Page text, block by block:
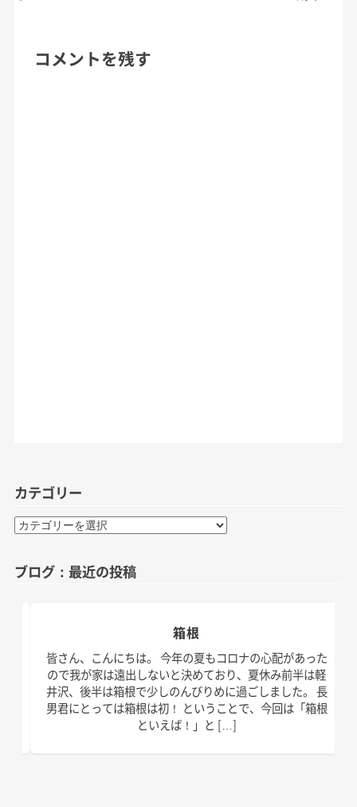
コメントを残す
カテゴリー
カ
テ
リ
ブログ：最近の投稿
箱根
皆さん、こんにちは。 今年の夏もコロナの心配があった
ので我が家は遠出しないと決めており、夏休み前半は軽
井沢、後半は箱根で少しのんびりめに過ごしました。 長
男君にとっては箱根は初！ ということで、今回は「箱根
といえば！」と […]